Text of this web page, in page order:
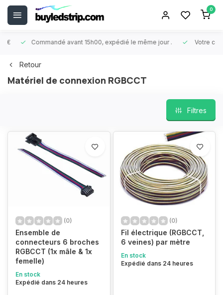
0
Commandé avant 15h00, expédié le même jour . Votre
Retour
Matériel de connexion RGBCCT
Filtres
(0)
Ensemble de
connecteurs 6 broches
RGBCCT (1x mâle & 1x
femelle)
En stock
Expédié dans 24 heures
(0)
Fil électrique (RGBCCT,
6 veines) par mètre
En stock
Expédié dans 24 heures